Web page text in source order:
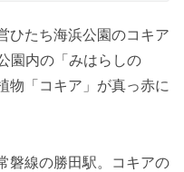
ひたち海浜公園のコキア
園内の「みはらしの
物「コキア」が真っ赤に
磐線の勝田駅。コキアの